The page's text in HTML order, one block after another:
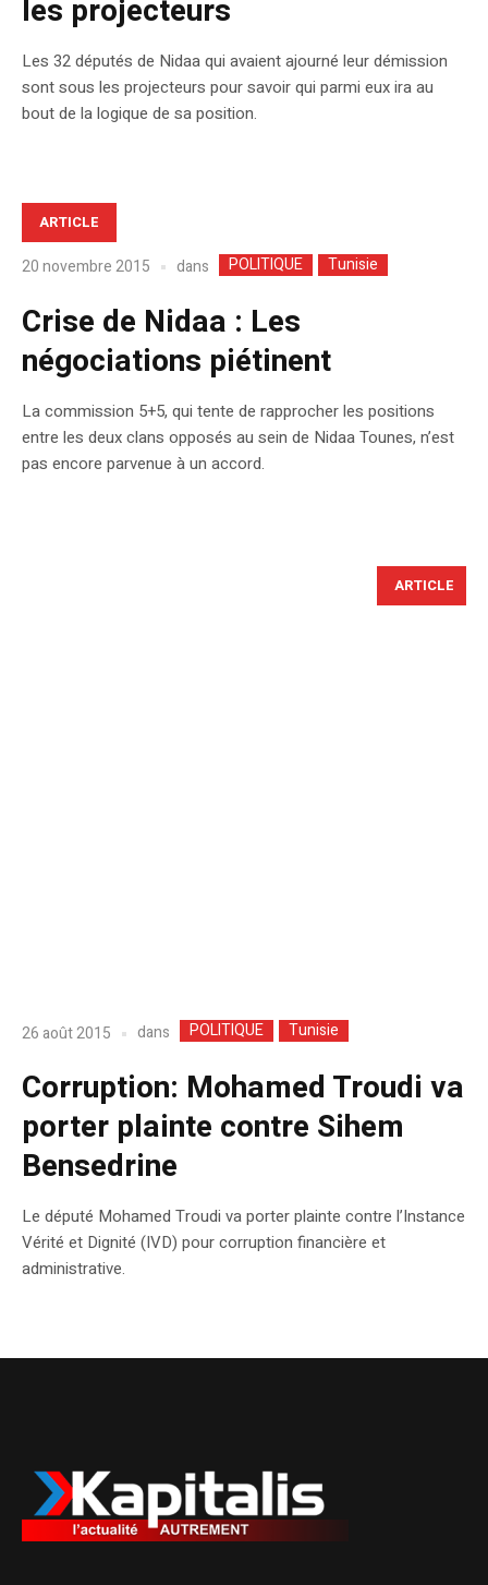
les projecteurs
Les 32 députés de Nidaa qui avaient ajourné leur démission
sont sous les projecteurs pour savoir qui parmi eux ira au
bout de la logique de sa position.
ARTICLE
20 novembre 2015 dans POLITIQUE Tunisie
Crise de Nidaa : Les
négociations piétinent
La commission 5+5, qui tente de rapprocher les positions
entre les deux clans opposés au sein de Nidaa Tounes, n’est
pas encore parvenue à un accord.
ARTICLE
26 août 2015 dans POLITIQUE Tunisie
Corruption: Mohamed Troudi va
porter plainte contre Sihem
Bensedrine
Le député Mohamed Troudi va porter plainte contre l’Instance
Vérité et Dignité (IVD) pour corruption financière et
administrative.